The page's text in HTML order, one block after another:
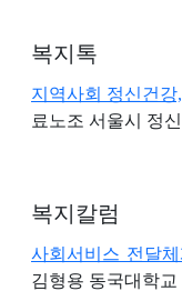
복지톡
지역사회 정신건
료노조 서울시 정
복지칼럼
사회서비스 전달
김형용 동국대학